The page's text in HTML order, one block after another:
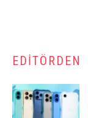
EDITÖRDEN